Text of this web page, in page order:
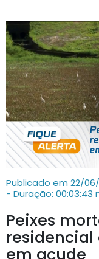
Publicado em 22/
- Duração: 00:03:43
Peixes
em açude